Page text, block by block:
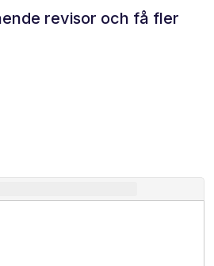
revisor och få fler